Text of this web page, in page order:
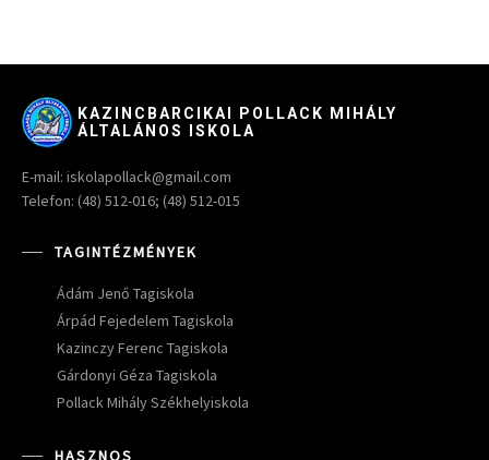
KAZINCBARCIKAI POLLACK MIHÁLY
ÁLTALÁNOS ISKOLA
E-mail: iskolapollack@gmail.com
Telefon: (48) 512-016; (48) 512-015
TAGINTÉZMÉNYEK
Ádám Jenő Tagiskola
Árpád Fejedelem Tagiskola
Kazinczy Ferenc Tagiskola
Gárdonyi Géza Tagiskola
Pollack Mihály Székhelyiskola
HASZNOS